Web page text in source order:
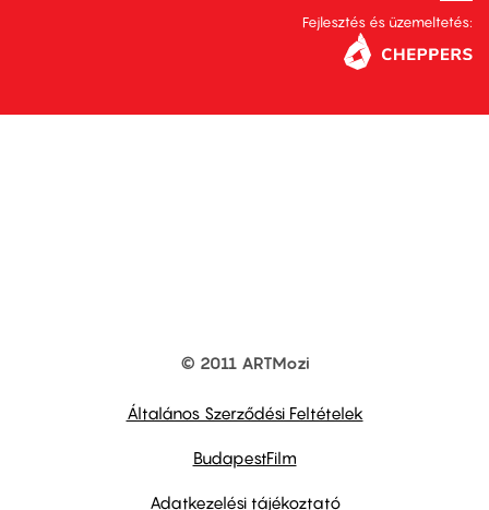
Fejlesztés és üzemeltetés:
© 2011 ARTMozi
Általános Szerződési Feltételek
BudapestFilm
Adatkezelési tájékoztató